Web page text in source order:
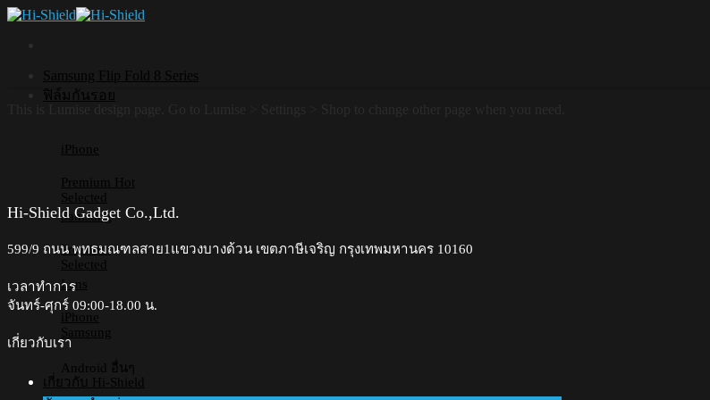
Skip
Samsung Flip Fold 8 Series
ฟิล์มกันรอย
iPhone
Premium
Selected
Samsung
Premium
Selected
Lens
iPhone
Samsung
Android อื่นๆ
Hi-Shield Gadget Co.,Ltd.
599/9 ถนน พุทธมณฑลสาย1แขวงบางด้วน เขตภาษีเจริญ กรุงเทพมหานคร 10160
เวลาทำการ
จันทร์-ศุกร์ 09:00-18.00 น.​
เกี่ยวกับเรา
เกี่ยวกับ Hi-Shield